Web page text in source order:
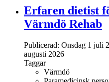
Erfaren dietist
Värmdö Rehab
Publicerad: Onsdag 1 juli
augusti 2026
Taggar
Värmdö